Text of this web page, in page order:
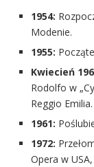
1954:
Modenie.
1955:
Kwiecień
Rodolfo w
Reggio Emilia.
1961:
1972:
Opera w